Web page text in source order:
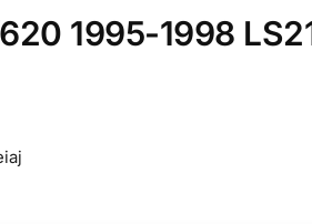
1995-1998